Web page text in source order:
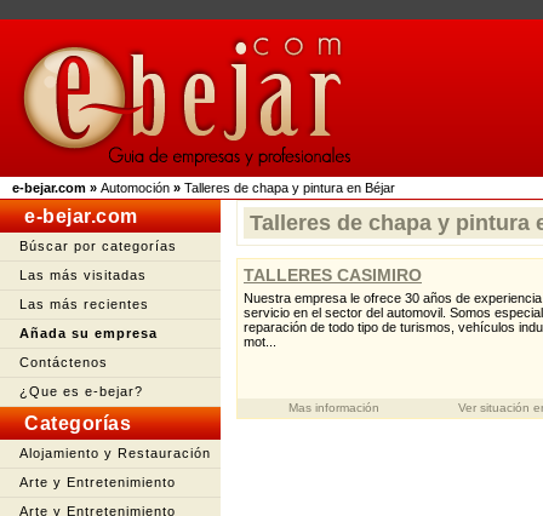
e-bejar.com » Automoción » Talleres de chapa y pintura en Béjar
e-bejar.com
Búscar por categorías
Las más visitadas
Las más recientes
Añada su empresa
Contáctenos
¿Que es e-bejar?
Categorías
Alojamiento y Restauración
Arte y Entretenimiento
Arte y Entretenimiento
Talleres de chapa y pintura
TALLERES CASIMIRO
Nuestra empresa le ofrece 30 años de
servicio en el sector del automovil. Somos
reparación de todo tipo de turismos, vehículos
mot...
Mas información Ver situación